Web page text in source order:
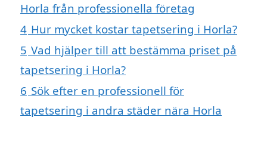
Horla från professionella företag
4 Hur mycket kostar tapetsering i Horla?
5 Vad hjälper till att bestämma priset på
tapetsering i Horla?
6 Sök efter en professionell för
tapetsering i andra städer nära Horla